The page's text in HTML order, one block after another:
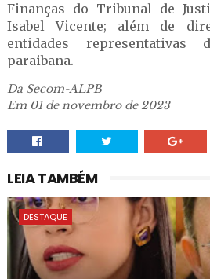
Finanças do Tribunal de
Isabel Vicente; além de
entidades representativas
paraibana.
Da Secom-ALPB
Em 01 de novembro de 2023
LEIA TAMBÉM
DESTAQUE